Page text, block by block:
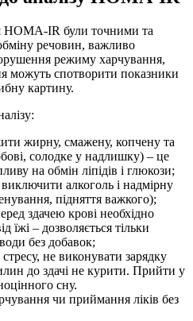
HOMA‑IR були точними та
речовин, важливо
режиму харчування,
можуть спотворити показники
картину.
жирну, смажену, копчену та
солодке у надлишку) – це
на обмін ліпідів і глюкози;
алкоголь і надмірну
підняття важкого);
здачею крові необхідно
їжі – дозволяється тільки
без добавок;
не виконувати зарядку
до здачі не курити. Прийти у
сну.
чи приймання ліків без